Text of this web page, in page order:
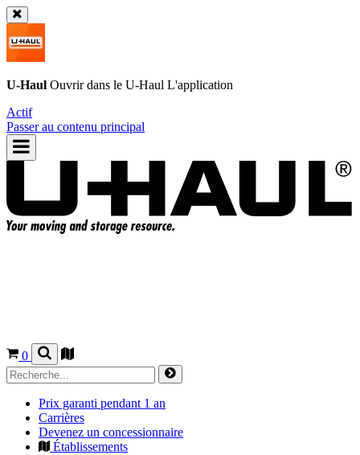
U-Haul Ouvrir dans le U-Haul L'application
Actif
Passer au contenu principal
0
Prix garanti pendant 1 an
Carrières
Devenez un concessionnaire
Établissements